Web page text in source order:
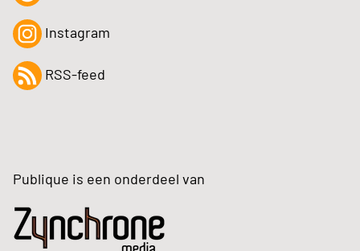
Instagram
RSS-feed
Publique is een onderdeel van